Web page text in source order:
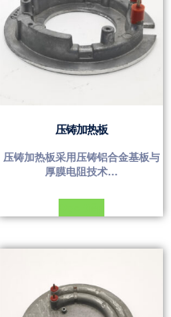
压铸加热板
压铸加热板采用压铸铝合金基板与
厚膜电阻技术…